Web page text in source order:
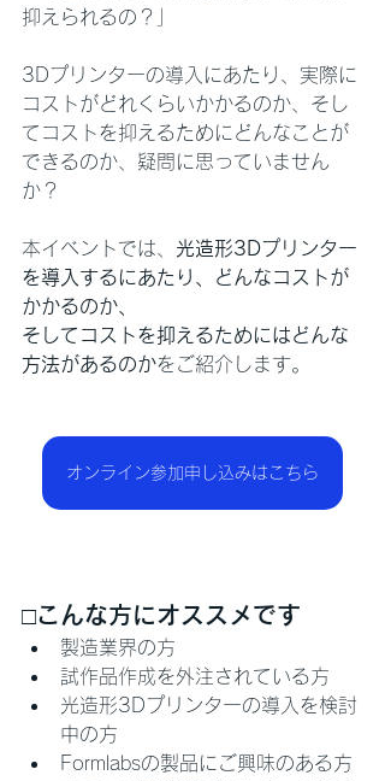
抑えられるの？」
3Dプリンターの導入にあたり、実際に
コストがどれくらいかかるのか、そし
てコストを抑えるためにどんなことが
できるのか、疑問に思っていません
か？
本イベントでは、 光造形3Dプリンター
を導入するにあたり、どんなコストが
かかるのか、
そしてコストを抑えるためにはどんな
方法があるのかをご紹介します。
オンライン参加申し込みはこちら
□こんな方にオススメです
製造業界の方
試作品作成を外注されている方
光造形3Dプリンターの導入を検討
中の方
Formlabsの製品にご興味のある方